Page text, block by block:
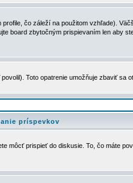
čo záleží na použitom vzhľade).
zbytočným prispievaním len aby
Toto opatrenie umožňuje zbaviť sa
príspevkov
prispieť do diskusie. To, čo máte